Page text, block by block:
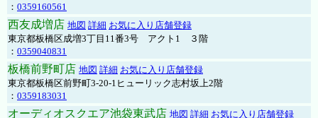
： 0359160561
西友成増店 地図 詳細 お気に入り店舗登録
東京都板橋区成増3丁目11番3号 アクト1 ３階
： 0359040831
板橋前野町店 地図 詳細 お気に入り店舗登録
東京都板橋区前野町3-20-1ヒューリック志村坂上2階
： 0359183031
オーディオスクエア池袋東武店 地図 詳細 お気に入り店舗登録